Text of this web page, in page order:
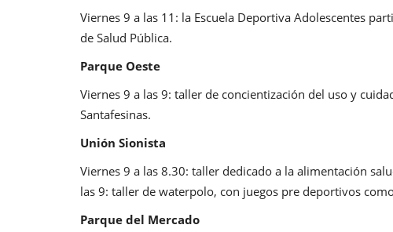
Viernes 9 a las 11: la Escuela Deportiva Adolescentes
de Salud Pública.
Parque Oeste
Viernes 9 a las 9: taller de concientización del uso y
Santafesinas.
Unión Sionista
Viernes 9 a las 8.30: taller dedicado a la alimentación
las 9: taller de waterpolo, con juegos pre deportivos
Parque del Mercado